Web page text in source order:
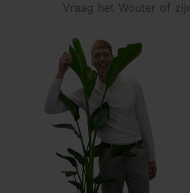
Vraag het Wouter of